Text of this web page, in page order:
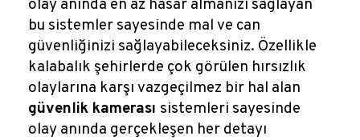
olay anında en az hasar almanızı sağlayan
bu sistemler sayesinde mal ve can
güvenliğinizi sağlayabileceksiniz. Özellikle
kalabalık şehirlerde çok görülen hırsızlık
olaylarına karşı vazgeçilmez bir hal alan
güvenlik kamerası sistemleri sayesinde
olay anında gerçekleşen her detayı